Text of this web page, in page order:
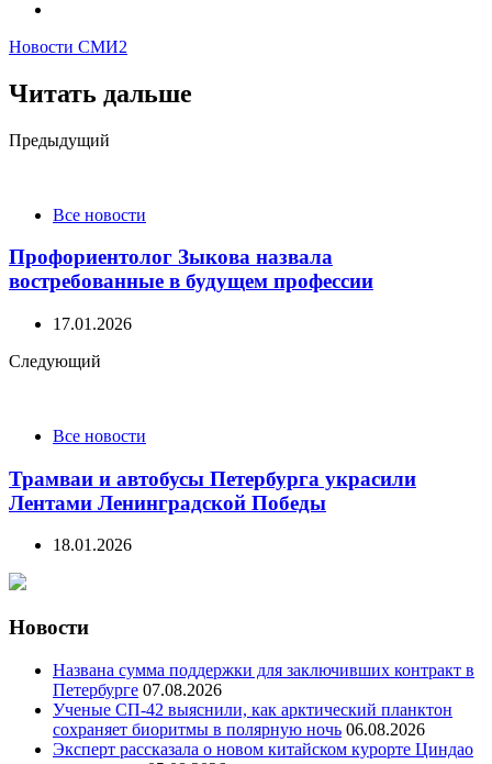
Новости СМИ2
Читать дальше
Post
Предыдущий
Все новости
Профориентолог Зыкова назвала
востребованные в будущем профессии
17.01.2026
Следующий
Все новости
Трамваи и автобусы Петербурга украсили
Лентами Ленинградской Победы
18.01.2026
Новости
Названа сумма поддержки для заключивших контракт в
Петербурге 07.08.2026
Ученые СП-42 выяснили, как арктический планктон
сохраняет биоритмы в полярную ночь 06.08.2026
Эксперт рассказала о новом китайском курорте Циндао